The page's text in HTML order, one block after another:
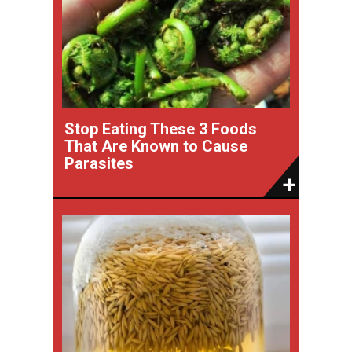
Stop Eating These 3 Foods
That Are Known to Cause
Parasites